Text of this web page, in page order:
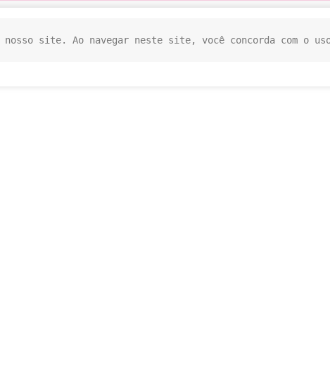
nosso site. Ao navegar neste site, você concorda com o